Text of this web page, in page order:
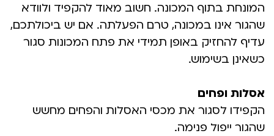
המונחת בתוף המכונה. חשוב מאוד להקפיד ולוודא
שהגור אינו במכונה, טרם הפעלתה. אם יש ביכולתכם,
עדיף להחזיק באופן תמידי את פתח המכונות סגור
כשאינן בשימוש.
אסלות ופחים
הקפידו לסגור את מכסי האסלות והפחים מחשש
שהגור ייפול פנימה.